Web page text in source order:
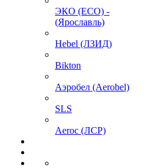
ЭКО (ECO) -
(Ярославль)
Hebel (ЛЗИД)
Bikton
Аэробел (Aerobel)
SLS
Aeroc (ЛСР)